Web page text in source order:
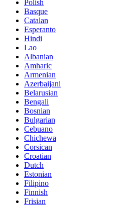
Polish
Basque
Catalan
Esperanto
Hindi
Lao
Albanian
Amharic
Armenian
Azerbaijani
Belarusian
Bengali
Bosnian
Bulgarian
Cebuano
Chichewa
Corsican
Croatian
Dutch
Estonian
Filipino
Finnish
Frisian